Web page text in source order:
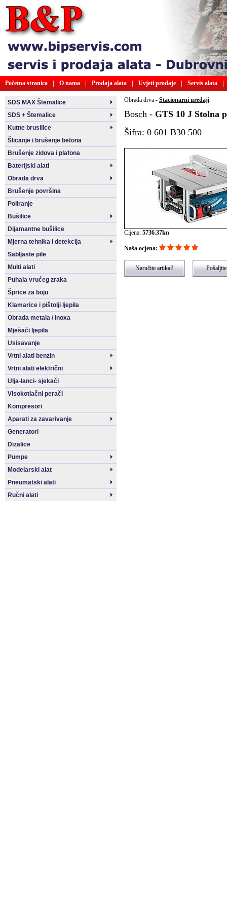
Početna stranica | O nama | Prodaja alata | Uvjeti prodaje | Servis alata |
SDS MAX Štemalice
SDS + Štemalice
Kutne brusilice
Šlicanje i brušenje betona
Brušenje zidova i plafona
Baterijski alati
Obrada drva
Brušenje površina
Poliranje
Bušilice
Dijamantne bušilice
Mjerna tehnika i detekcija
Sabljaste pile
Multi alati
Puhala vrućeg zraka
Šprice za boju
Klamarice i pištolji ljepila
Obrada metala / inoxa
Mješači ljepila
Usisavanje
Vrtni alati benzin
Vrtni alati električni
Ulja-lanci- sjekači
Visokotlačni perači
Kompresori
Aparati za zavarivanje
Generatori
Dizalice
Pumpe
Modelarski alat
Pneumatski alati
Ručni alati
Obrada drva - Stacionarni uređaji
Bosch - GTS 10 J Stolna
Šifra: 0 601 B30 500
Cijena: 5736.37kn
Naša ocjena:
Naručite artikal!